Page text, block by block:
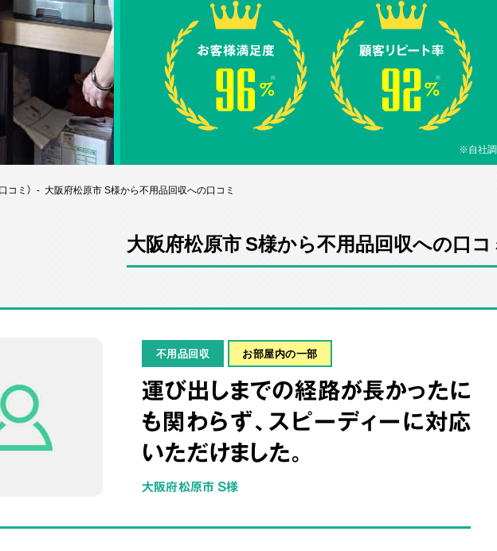
※自社
コミ） 大阪府松原市 S様から不用品回収への口コミ
大阪府松原市 S様から不用品回収への口
不用品回収 お部屋内の一部
運び出しまでの経路が長かったに
も関わらず、スピーディーに対応
いただけました。
大阪府松原市 S様